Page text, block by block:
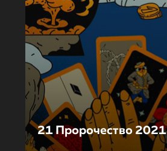
21 Пророчество 2021